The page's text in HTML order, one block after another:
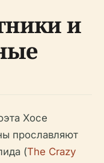
и
Хосе
прославляют
(The Crazy